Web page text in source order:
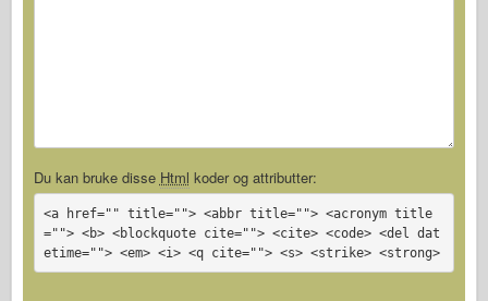
Du kan bruke disse Html koder og attributter:
<a href="" title=""> <abbr title=""> <acronym title
=""> <b> <blockquote cite=""> <cite> <code> <del dat
etime=""> <em> <i> <q cite=""> <s> <strike> <strong>